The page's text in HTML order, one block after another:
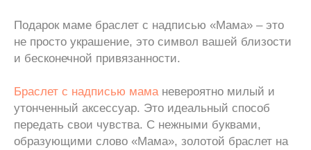
Подарок маме браслет с надписью «Мама» – это
не просто украшение, это символ вашей близости
и бесконечной привязанности.
Браслет с надписью мама невероятно милый и
утонченный аксессуар. Это идеальный способ
передать свои чувства. С нежными буквами,
образующими слово «Мама», золотой браслет на